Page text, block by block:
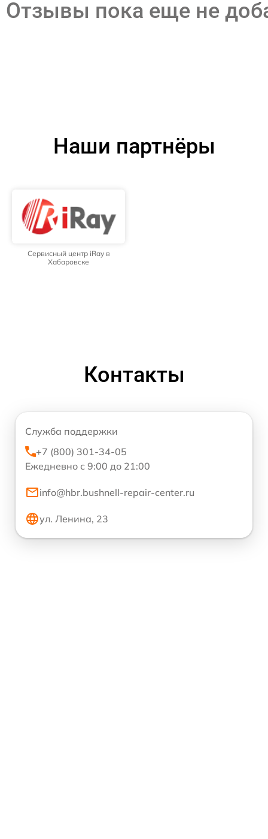
Отзывы пока еще не
Наши партнёры
Сервисный центр iRay в
Хабаровске
Контакты
Служба поддержки
+7 (800) 301-34-05
Ежедневно с 9:00 до 21:00
info@hbr.bushnell-repair-center.ru
ул. Ленина, 23